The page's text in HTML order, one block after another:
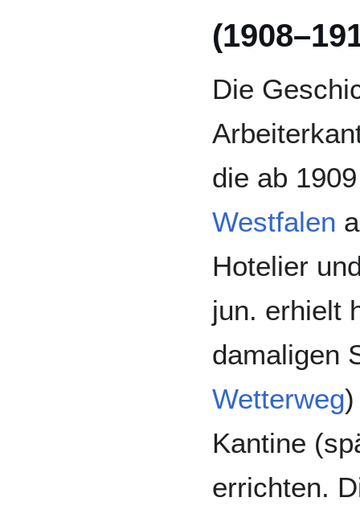
Die
die ab
Westfalen
Hotelier
jun. erhielt
damaligen
Wetterweg)
Kantine
errichten.